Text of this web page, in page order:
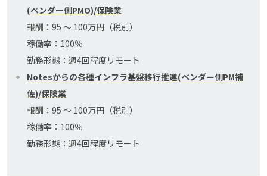
(ベンダー側PMO)/保険業
報酬：95 〜 100万円（税別）
稼働率：100％
勤務形態：週4回程度リモート
Notesからの各種インフラ基盤移行推進(ベンダー側PM補
佐)/保険業
報酬：95 〜 100万円（税別）
稼働率：100％
勤務形態：週4回程度リモート